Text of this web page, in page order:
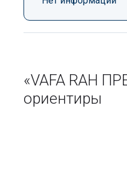
«VAFA RAH
ориентиры